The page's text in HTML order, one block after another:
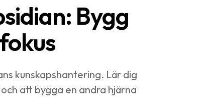
Bygg
kunskapshantering. Lär dig
att bygga en andra hjärna